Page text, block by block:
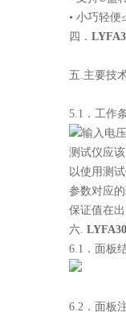
• 小巧轻便
四．
五.主要技
5.1．工作
输入电
测试仪应
以使用测
参数对应
保证值在
六.
6.1．面板
6.2．面板